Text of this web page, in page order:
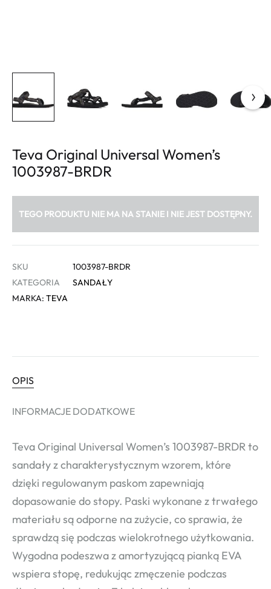
Teva Original Universal Women’s
1003987-BRDR
TEGO PRODUKTU NIE MA NA STANIE I NIE JEST DOSTĘPNY.
SKU
1003987-BRDR
KATEGORIA
SANDAŁY
MARKA: TEVA
OPIS
INFORMACJE DODATKOWE
Teva Original Universal Women’s 1003987-BRDR to
sandały z charakterystycznym wzorem, które
dzięki regulowanym paskom zapewniają
dopasowanie do stopy. Paski wykonane z trwałego
materiału są odporne na zużycie, co sprawia, że
sprawdzą się podczas wielokrotnego użytkowania.
Wygodna podeszwa z amortyzującą pianką EVA
wspiera stopę, redukując zmęczenie podczas